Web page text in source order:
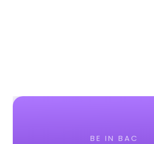
BE IN BAC